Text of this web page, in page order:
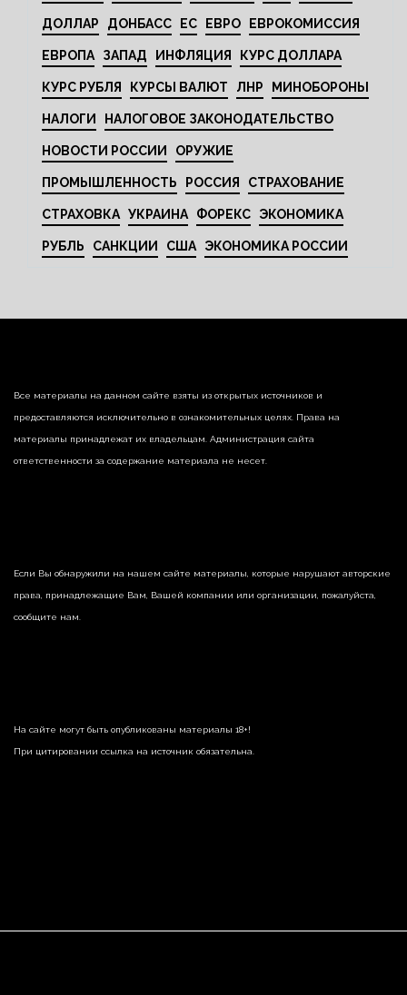
ДОЛЛАР ДОНБАСС ЕС ЕВРО ЕВРОКОМИССИЯ
ЕВРОПА ЗАПАД ИНФЛЯЦИЯ КУРС ДОЛЛАРА
КУРС РУБЛЯ КУРСЫ ВАЛЮТ ЛНР МИНОБОРОНЫ
НАЛОГИ НАЛОГОВОЕ ЗАКОНОДАТЕЛЬСТВО
НОВОСТИ РОССИИ ОРУЖИЕ
ПРОМЫШЛЕННОСТЬ РОССИЯ СТРАХОВАНИЕ
СТРАХОВКА УКРАИНА ФОРЕКС ЭКОНОМИКА
РУБЛЬ САНКЦИИ США ЭКОНОМИКА РОССИИ
Все материалы на данном сайте взяты из открытых источников и
предоставляются исключительно в ознакомительных целях. Права на
материалы принадлежат их владельцам. Администрация сайта
ответственности за содержание материала не несет.
Если Вы обнаружили на нашем сайте материалы, которые нарушают авторские
права, принадлежащие Вам, Вашей компании или организации, пожалуйста,
сообщите нам.
На сайте могут быть опубликованы материалы 18+!
При цитировании ссылка на источник обязательна.